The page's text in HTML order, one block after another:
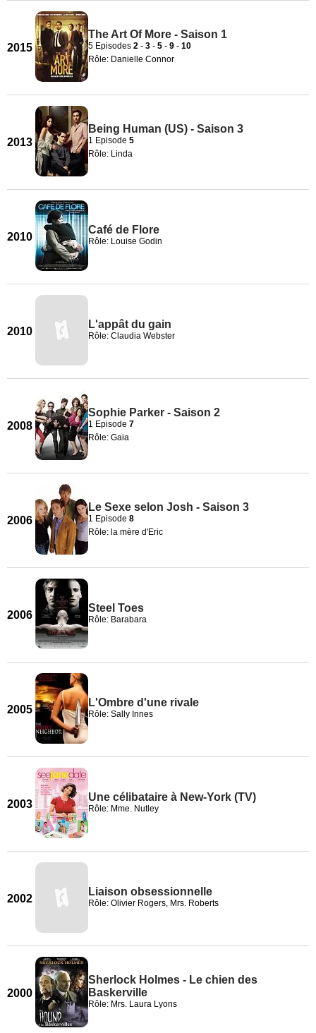
2015
The Art Of More - Saison 1
5 Episodes 2 - 3 - 5 - 9 - 10
Rôle: Danielle Connor
2013
Being Human (US) - Saison 3
1 Episode 5
Rôle: Linda
2010
Café de Flore
Rôle: Louise Godin
2010
L'appât du gain
Rôle: Claudia Webster
2008
Sophie Parker - Saison 2
1 Episode 7
Rôle: Gaia
2006
Le Sexe selon Josh - Saison 3
1 Episode 8
Rôle: la mère d'Eric
2006
Steel Toes
Rôle: Barabara
2005
L'Ombre d'une rivale
Rôle: Sally Innes
2003
Une célibataire à New-York (TV)
Rôle: Mme. Nutley
2002
Liaison obsessionnelle
Rôle: Olivier Rogers, Mrs. Roberts
2000
Sherlock Holmes - Le chien des
Baskerville
Rôle: Mrs. Laura Lyons